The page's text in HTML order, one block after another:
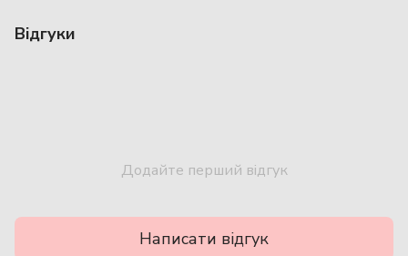
Відгуки
Додайте перший відгук
Написати відгук